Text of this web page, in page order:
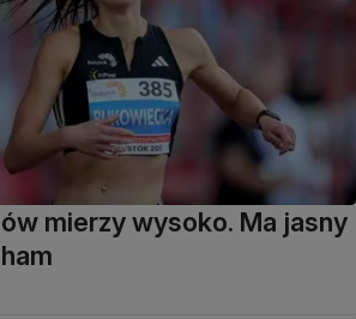
mierzy wysoko. Ma jasny